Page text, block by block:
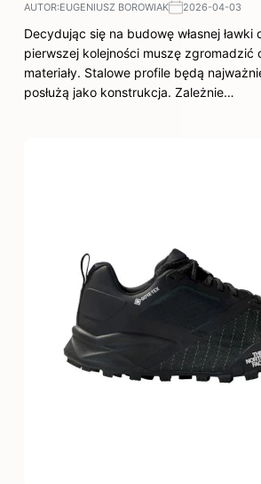
AUTOR:EUGENIUSZ BOROWIAK 2026-04-03
Decydując się na budowę własnej ławki
pierwszej kolejności muszę zgromadzić
materiały. Stalowe profile będą
posłużą jako konstrukcja. Zależnie…